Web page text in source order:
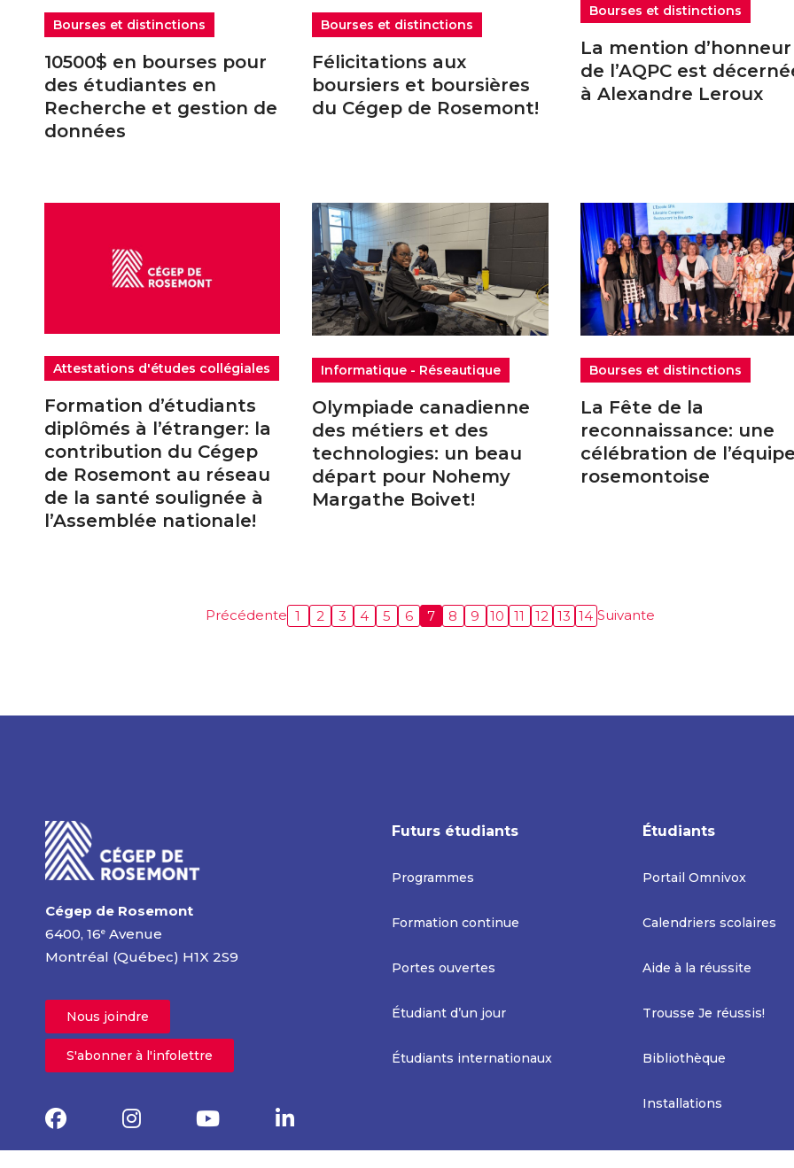
Bourses et distinctions
10500$ en bourses pour
des étudiantes en
Recherche et gestion de
données
Bourses et distinctions
Félicitations aux
boursiers et boursières
du Cégep de Rosemont!
Bourses et distinctions
La mention d’honneur
de l’AQPC est
à Alexandre Leroux
Attestations d'études collégiales
Formation d’étudiants
diplômés à l’étranger: la
contribution du Cégep
de Rosemont au réseau
de la santé soulignée à
l’Assemblée nationale!
Informatique - Réseautique
Olympiade canadienne
des métiers et des
technologies: un beau
départ pour Nohemy
Margathe Boivet!
Bourses et distinctions
La Fête de la
reconnaissance: une
célébration de
rosemontoise
Précédente 1 2 3 4 5 6 7 8 9 10 11 12 13 14 Suivante
Cégep de Rosemont
6400, 16e Avenue
Montréal (Québec) H1X 2S9
Nous joindre
S'abonner à l'infolettre
Futurs étudiants
Programmes
Formation continue
Portes ouvertes
Étudiant d’un jour
Étudiants internationaux
Étudiants
Portail Omnivox
Calendriers scolaires
Aide à la réussite
Trousse Je réussis!
Bibliothèque
Installations